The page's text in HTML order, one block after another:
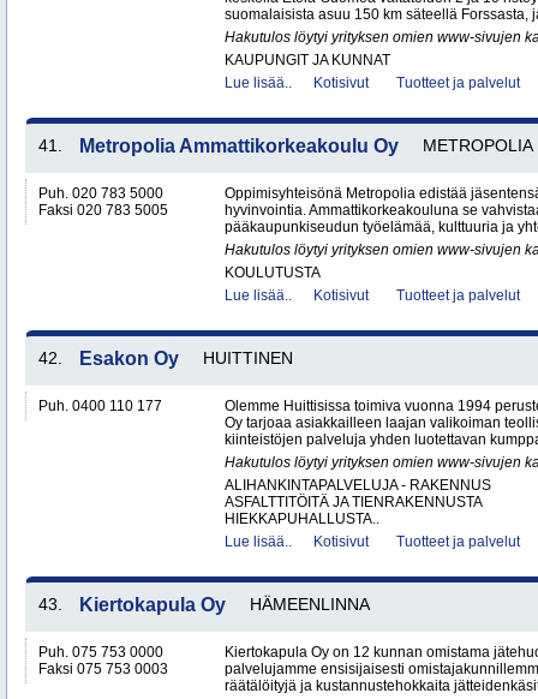
suomalaisista asuu 150 km säteellä Forssasta,
Hakutulos löytyi yrityksen omien www-sivujen
KAUPUNGIT JA KUNNAT
Lue lisää..
Kotisivut Tuotteet ja palvelut
41. Metropolia Ammattikorkeakoulu Oy METROPOLIA
Puh. 020 783 5000
Faksi 020 783 5005
Oppimisyhteisönä Metropolia edistää
hyvinvointia. Ammattikorkeakouluna se
pääkaupunkiseudun työelämää, kulttuuria ja
Hakutulos löytyi yrityksen omien www-sivujen
KOULUTUSTA
Lue lisää..
Kotisivut Tuotteet ja palvelut
42. Esakon Oy HUITTINEN
Puh. 0400 110 177
Olemme Huittisissa toimiva vuonna 1994
Oy tarjoaa asiakkailleen laajan valikoiman
kiinteistöjen palveluja yhden luotettavan
Hakutulos löytyi yrityksen omien www-sivujen
ALIHANKINTAPALVELUJA - RAKENNUS
ASFALTTITÖITÄ JA TIENRAKENNUSTA
HIEKKAPUHALLUSTA..
Lue lisää..
Kotisivut Tuotteet ja palvelut
43. Kiertokapula Oy HÄMEENLINNA
Puh. 075 753 0000
Faksi 075 753 0003
Kiertokapula Oy on 12 kunnan omistama
palvelujamme ensisijaisesti
räätälöityjä ja kustannustehokkaita